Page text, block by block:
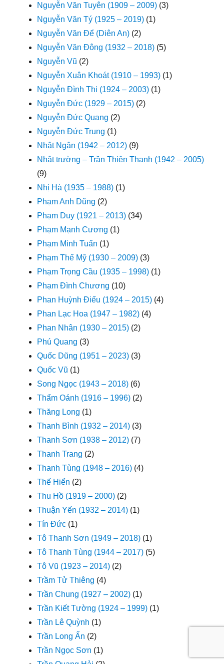
Nguyễn Văn Tuyên (1909 – 2009) (3)
Nguyễn Văn Tý (1925 – 2019) (1)
Nguyễn Văn Để (Diên An) (2)
Nguyễn Văn Đông (1932 – 2018) (5)
Nguyễn Vũ (2)
Nguyễn Xuân Khoát (1910 – 1993) (1)
Nguyễn Đình Thi (1924 – 2003) (1)
Nguyễn Đức (1929 – 2015) (2)
Nguyễn Đức Quang (2)
Nguyễn Đức Trung (1)
Nhật Ngân (1942 – 2012) (9)
Nhật trường – Trần Thiện Thanh (1942 – 2005)
(9)
Nhị Hà (1935 – 1988) (1)
Phạm Anh Dũng (2)
Phạm Duy (1921 – 2013) (34)
Phạm Mạnh Cương (1)
Phạm Minh Tuấn (1)
Phạm Thế Mỹ (1930 – 2009) (3)
Phạm Trọng Cầu (1935 – 1998) (1)
Phạm Đình Chương (10)
Phan Huỳnh Điểu (1924 – 2015) (4)
Phan Lạc Hoa (1947 – 1982) (4)
Phan Nhân (1930 – 2015) (2)
Phú Quang (3)
Quốc Dũng (1951 – 2023) (3)
Quốc Vũ (1)
Song Ngọc (1943 – 2018) (6)
Thẩm Oánh (1916 – 1996) (2)
Thăng Long (1)
Thanh Bình (1932 – 2014) (3)
Thanh Sơn (1938 – 2012) (7)
Thanh Trang (2)
Thanh Tùng (1948 – 2016) (4)
Thế Hiển (2)
Thu Hồ (1919 – 2000) (2)
Thuận Yến (1932 – 2014) (1)
Tín Đức (1)
Tô Thanh Sơn (1949 – 2018) (1)
Tô Thanh Tùng (1944 – 2017) (5)
Tô Vũ (1923 – 2014) (2)
Trầm Tử Thiêng (4)
Trần Chung (1927 – 2002) (1)
Trần Kiết Tường (1924 – 1999) (1)
Trần Lê Quỳnh (1)
Trần Long Ẩn (2)
Trần Ngọc Sơn (1)